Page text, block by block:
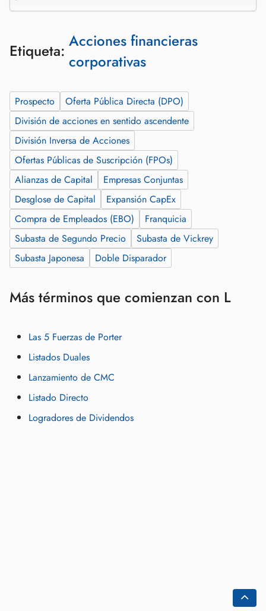
Etiqueta: Acciones financieras
corporativas
Prospecto
Oferta Pública Directa (DPO)
División de acciones en sentido ascendente
División Inversa de Acciones
Ofertas Públicas de Suscripción (FPOs)
Alianzas de Capital
Empresas Conjuntas
Desglose de Capital
Expansión CapEx
Compra de Empleados (EBO)
Franquicia
Subasta de Segundo Precio
Subasta de Vickrey
Subasta Japonesa
Doble Disparador
Más términos que comienzan con L
Las 5 Fuerzas de Porter
Listados Duales
Lanzamiento de CMC
Listado Directo
Logradores de Dividendos